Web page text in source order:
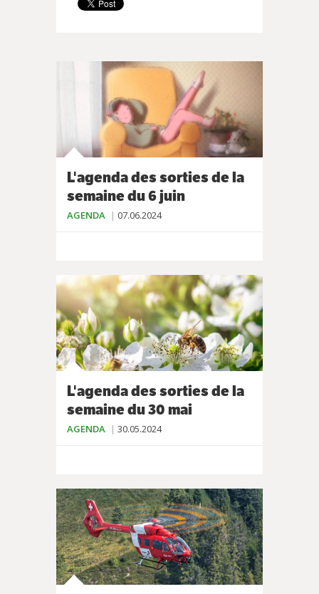
L'agenda des sorties de la
semaine du 6 juin
AGENDA 07.06.2024
L'agenda des sorties de la
semaine du 30 mai
AGENDA 30.05.2024